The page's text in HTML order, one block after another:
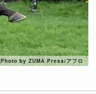
Photo by ZUMA Press/アフロ